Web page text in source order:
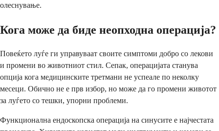
олеснување.
Кога може да биде неопходна операција?
Повеќето луѓе ги управуваат своите симптоми добро со лекови
и промени во животниот стил. Сепак, операцијата станува
опција кога медицинските третмани не успеале по неколку
месеци. Обично не е прв избор, но може да го промени животот
за луѓето со тешки, упорни проблеми.
Функционална ендоскопска операција на синусите е најчестата